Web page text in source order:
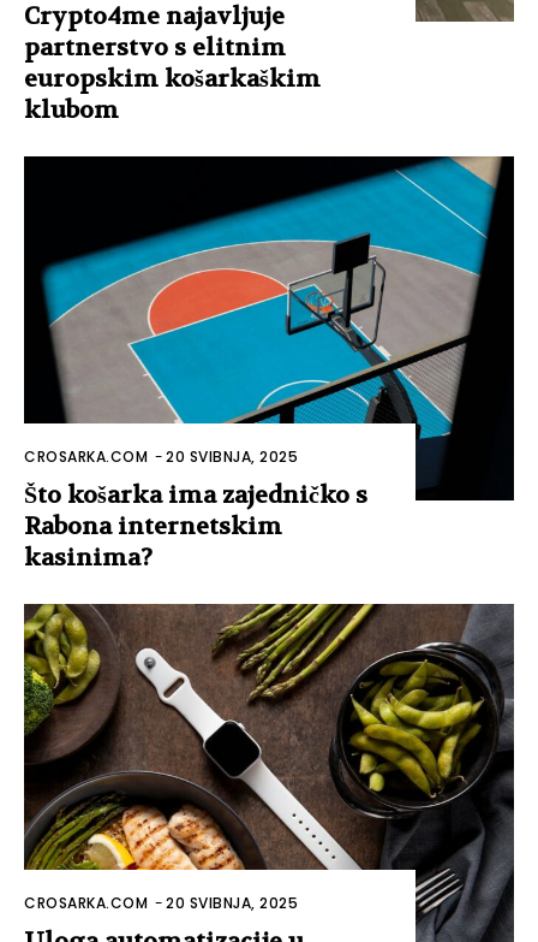
Crypto4me najavljuje
partnerstvo s elitnim
europskim košarkaškim
klubom
CROSARKA.COM -20 SVIBNJA, 2025
Što košarka ima zajedničko s
Rabona internetskim
kasinima?
CROSARKA.COM -20 SVIBNJA, 2025